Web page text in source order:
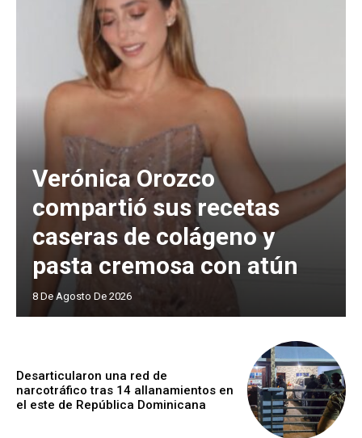
Verónica Orozco
compartió sus recetas
caseras de colágeno y
pasta cremosa con atún
8 De Agosto De 2026
Desarticularon una red de
narcotráfico tras 14 allanamientos en
el este de República Dominicana